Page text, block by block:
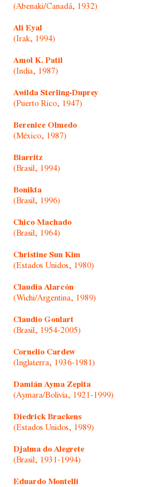
(Abenaki/Canadá, 1932)
Ali Eyal
(Irak, 1994)
Amol K. Patil
(India, 1987)
Awilda Sterling-Duprey
(Puerto Rico, 1947)
Berenice Olmedo
(México, 1987)
Biarritz
(Brasil, 1994)
Bonikta
(Brasil, 1996)
Chico Machado
(Brasil, 1964)
Christine Sun Kim
(Estados Unidos, 1980)
Claudia Alarcón
(Wichi/Argentina, 1989)
Claudio Goulart
(Brasil, 1954-2005)
Cornelio Cardew
(Inglaterra, 1936-1981)
Damián Ayma Zepita
(Aymara/Bolivia, 1921-1999)
Diedrick Brackens
(Estados Unidos, 1989)
Djalma do Alegrete
(Brasil, 1931-1994)
Eduardo Montelli